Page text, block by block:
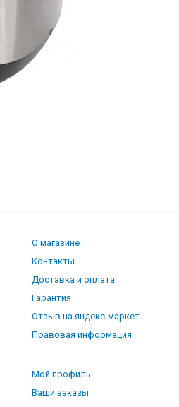
О магазине
Контакты
Доставка и оплата
Гарантия
Отзыв на яндекс-маркет
Правовая информация
Мой профиль
Ваши заказы